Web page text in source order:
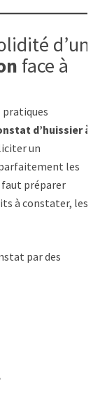
d’un
face à
pratiques
d’huissier à
un
les
faut préparer
à constater, les
par des